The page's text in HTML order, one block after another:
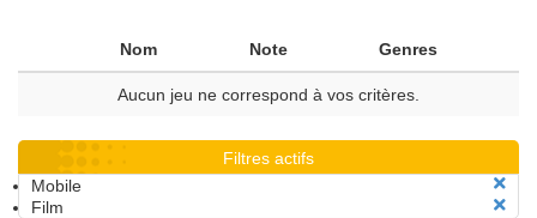
Nom Note Genres
Aucun jeu ne correspond à vos critères.
Filtres actifs
Mobile
Film